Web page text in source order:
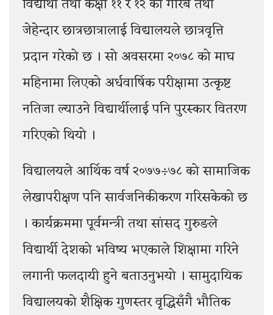
जेहेन्दार छात्रछात्रालाई विद्यालयले छात्रवृत्ति
प्रदान गरेको छ । सो अवसरमा २०७८ को माघ
महिनामा लिएको अर्धवार्षिक परीक्षामा उत्कृष्ट
नतिजा ल्याउने विद्यार्थीलाई पनि पुरस्कार वितरण
गरिएको थियो ।
विद्यालयले आर्थिक वर्ष २०७७÷७८ को सामाजिक
लेखापरीक्षण पनि सार्वजनिकीकरण गरिसकेको छ
। कार्यक्रममा पूर्वमन्त्री तथा सांसद गुरुङले
विद्यार्थी देशको भविष्य भएकाले शिक्षामा गरिने
लगानी फलदायी हुने बताउनुभयो । सामुदायिक
विद्यालयको शैक्षिक गुणस्तर वृद्धिसँगै भौतिक